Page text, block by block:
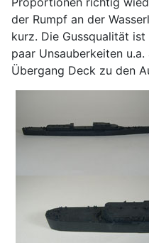
der Rumpf an der
kurz. Die Gussqualität
paar Unsauberkeiten
Übergang Deck zu den